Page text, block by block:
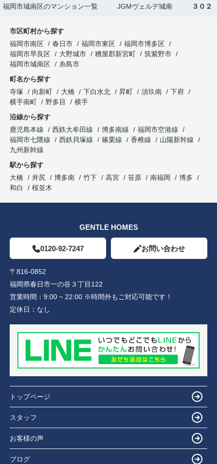
福岡市城南区のマンション一覧 JGMヴェルデ城南 ３０２
市区町村から探す
福岡市南区
春日市 福岡市東区
福岡市博多区
福岡市早良区
大野城市 糟屋郡新宮町
筑紫野市
福岡市城南区
糸島市
町名から探す
寺塚
向新町 大橋 下白水北 昇町 須玖南
下府
横手南町
野多目
横手
沿線から探す
鹿児島本線
西鉄大牟田線 博多南線
福岡市空港線
福岡市七隈線
西鉄貝塚線 篠栗線 香椎線
山陽新幹線
九州新幹線
駅から探す
大橋
井尻 博多南 竹下 高宮 笹原 南福岡
博多
和白
桜並木
GENTLE HOMES
0120-92-7247 お問い合わせ
〒816-0852
福岡県春日市一の谷３丁目122
営業時間： 9:00 ~ 22:00 ※時間外もご対応可能です！
定休日： なし
トップページ
スタッフ
お客様の声
ブログ